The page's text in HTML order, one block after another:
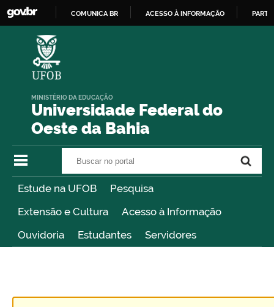
COMUNICA BR ACESSO À INFORMAÇÃO
Universidade Federal do
Oeste da Bahia
MINISTÉRIO DA EDUCAÇÃO
Estude na UFOB
Pesquisa
Extensão e Cultura
Acesso à Informação
Ouvidoria
Estudantes Servidores